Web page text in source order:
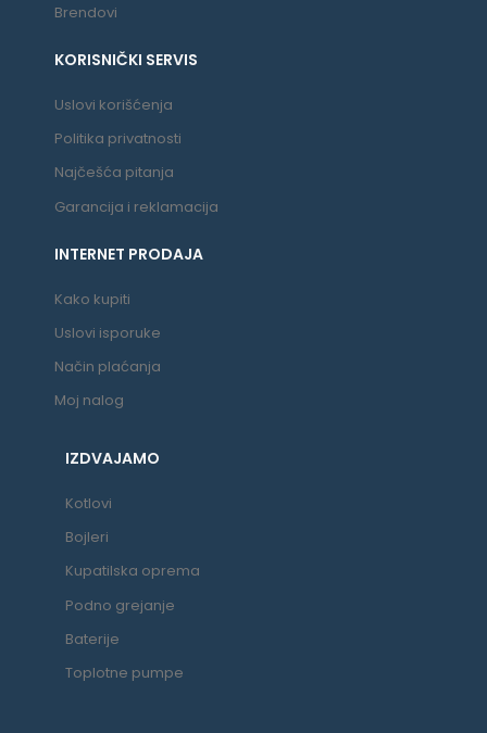
Brendovi
KORISNIČKI SERVIS
Uslovi korišćenja
Politika privatnosti
Najčešća pitanja
Garancija i reklamacija
INTERNET PRODAJA
Kako kupiti
Uslovi isporuke
Način plaćanja
Moj nalog
IZDVAJAMO
Kotlovi
Bojleri
Kupatilska oprema
Podno grejanje
Baterije
Toplotne pumpe